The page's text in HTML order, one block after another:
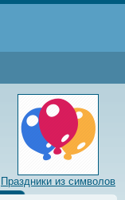
Праздники из символов